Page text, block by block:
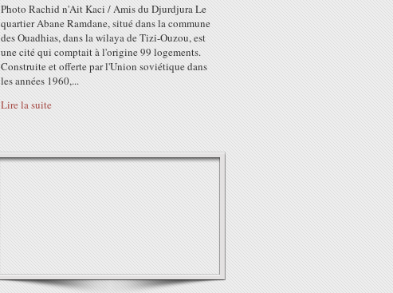
Photo Rachid n'Ait Kaci / Amis du Djurdjura Le
quartier Abane Ramdane, situé dans la commune
des Ouadhias, dans la wilaya de Tizi-Ouzou, est
une cité qui comptait à l'origine 99 logements.
Construite et offerte par l'Union soviétique dans
les années 1960,...
Lire la suite